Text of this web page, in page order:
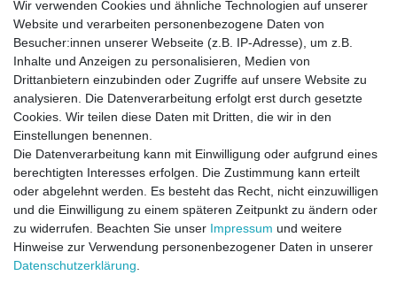
Direktkontakt per Telefon unter 04331 / 4928-910
Wir verwenden Cookies und ähnliche Technologien auf unserer
Website und verarbeiten personenbezogene Daten von
Besucher:innen unserer Webseite (z.B. IP-Adresse), um z.B.
Inhalte und Anzeigen zu personalisieren, Medien von
Drittanbietern einzubinden oder Zugriffe auf unsere Website zu
analysieren. Die Datenverarbeitung erfolgt erst durch gesetzte
Cookies. Wir teilen diese Daten mit Dritten, die wir in den
Einstellungen benennen.
Die Datenverarbeitung kann mit Einwilligung oder aufgrund eines
berechtigten Interesses erfolgen. Die Zustimmung kann erteilt
oder abgelehnt werden. Es besteht das Recht, nicht einzuwilligen
und die Einwilligung zu einem späteren Zeitpunkt zu ändern oder
zu widerrufen. Beachten Sie unser Impressum und weitere
Hinweise zur Verwendung personenbezogener Daten in unserer
Daten­schutz­erklärung